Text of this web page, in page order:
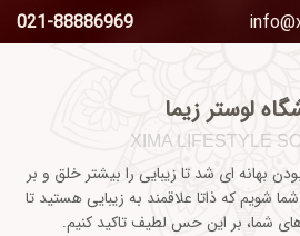
021-88886969
لوستر زیما
XIMA LIFESTYLE
بهانه ای شد تا زیبایی را بیشتر خلق و بر
شویم که ذاتا علاقمند به زیبایی هستید تا
های شما، بر این حس لطیف تاکید کنیم.